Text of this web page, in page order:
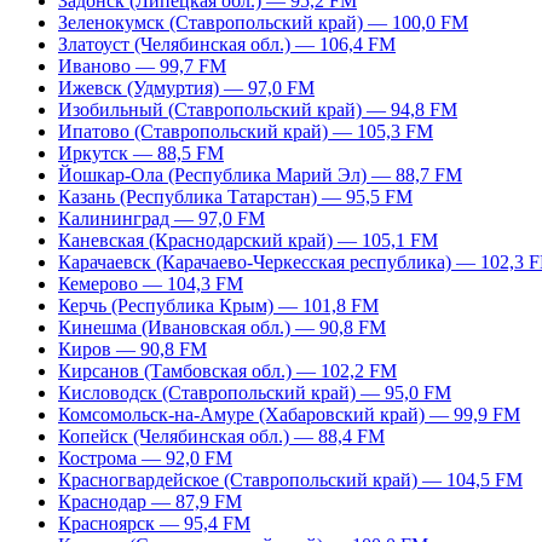
Зеленокумск (Ставропольский край) — 100,0 FM
Златоуст (Челябинская обл.) — 106,4 FM
Иваново — 99,7 FM
Ижевск (Удмуртия) — 97,0 FM
Изобильный (Ставропольский край) — 94,8 FM
Ипатово (Ставропольский край) — 105,3 FM
Иркутск — 88,5 FM
Йошкар-Ола (Республика Марий Эл) — 88,7 FM
Казань (Республика Татарстан) — 95,5 FM
Калининград — 97,0 FM
Каневская (Краснодарский край) — 105,1 FM
Карачаевск (Карачаево-Черкесская республика) — 102,3
Кемерово — 104,3 FM
Керчь (Республика Крым) — 101,8 FM
Кинешма (Ивановская обл.) — 90,8 FM
Киров — 90,8 FM
Кирсанов (Тамбовская обл.) — 102,2 FM
Кисловодск (Ставропольский край) — 95,0 FM
Комсомольск-на-Амуре (Хабаровский край) — 99,9 FM
Копейск (Челябинская обл.) — 88,4 FM
Кострома — 92,0 FM
Красногвардейское (Ставропольский край) — 104,5 FM
Краснодар — 87,9 FM
Красноярск — 95,4 FM